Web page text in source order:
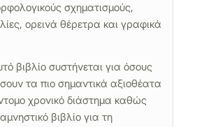
σχηματισμούς,
ορεινά θέρετρα και γραφικά
βιβλίο συστήνεται για όσους
τα πιο σημαντικά αξιοθέατα
χρονικό διάστημα καθώς
βιβλίο για τη